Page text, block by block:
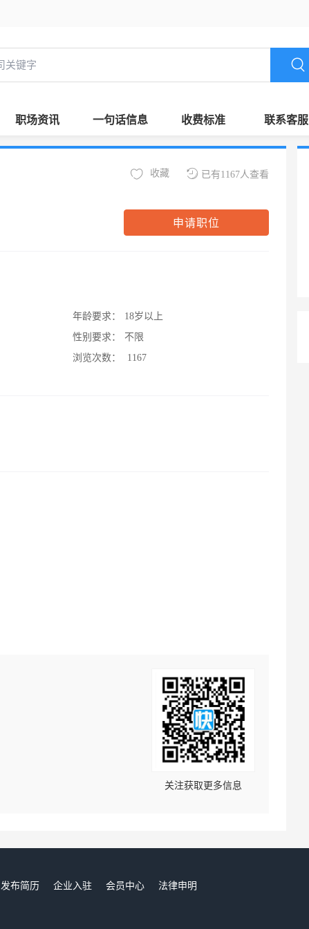
职场资讯 一句话信息 收费标准 联系客服
已有1167人查看
收藏
申请职位
年龄要求：
18岁以上
性别要求：
不限
浏览次数：
1167
关注获取更多信息
发布简历 企业入驻 会员中心
法律申明